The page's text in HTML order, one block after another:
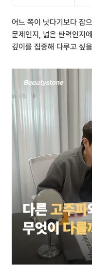
어느 쪽이 낫다기보다 잡
문제인지, 넓은 탄력인지
깊이를 집중해 다루고 싶